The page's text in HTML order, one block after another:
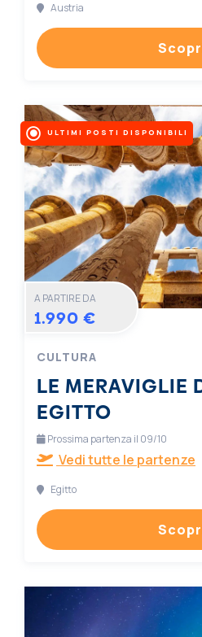
Austria
ULTIMI POSTI DISPONIBILI
A PARTIRE DA
1.990 €
CULTURA
LE MERAVIGLIE
EGITTO
Prossima partenza il 09/10
Vedi tutte le partenze
Egitto